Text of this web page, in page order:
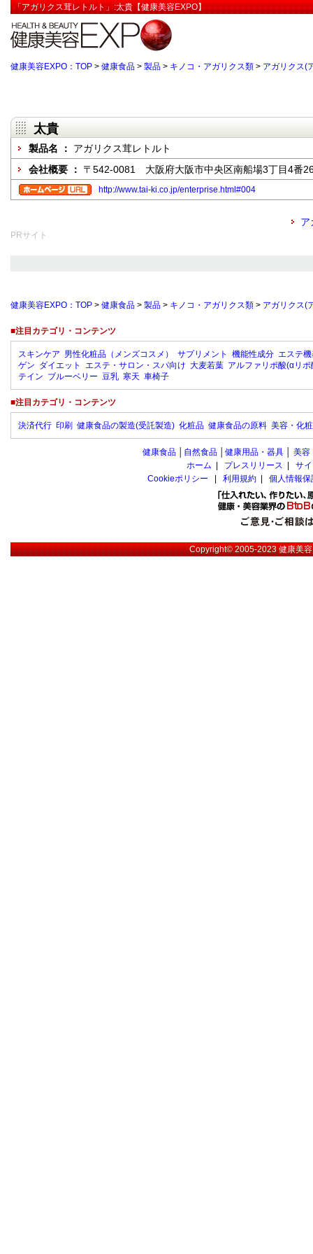
「アガリクス茸レトルト」:太貴【健康美容EXPO】
健康美容EXPO：TOP > 健康食品 > 製品 > キノコ・アガリクス類 > アガリクス(
太貴
製品名 ： アガリクス茸レトルト
会社概要 ： 〒542-0081 大阪府大阪市中央区南船場3丁目4番
http://www.tai-ki.co.jp/enterprise.html#004
ア
PRサイト
健康美容EXPO：TOP > 健康食品 > 製品 > キノコ・アガリクス類 > アガリクス(
■注目カテゴリ・コンテンツ
スキンケア 男性化粧品（メンズコスメ） サプリメント 機能性成分 エステ
ゲン ダイエット エステ・サロン・スパ向け 大麦若葉 アルファリポ酸(αリポ
テイン ブルーベリー 豆乳 寒天 車椅子
■注目カテゴリ・コンテンツ
決済代行 印刷 健康食品の製造(受託製造) 化粧品 健康食品の原料 美容・化
健康食品 自然食品 健康用品・器具 美容
ホーム
プレスリリース
サ
Cookieポリシー
利用規約 個人情報
Copyright© 2005-2023健康美